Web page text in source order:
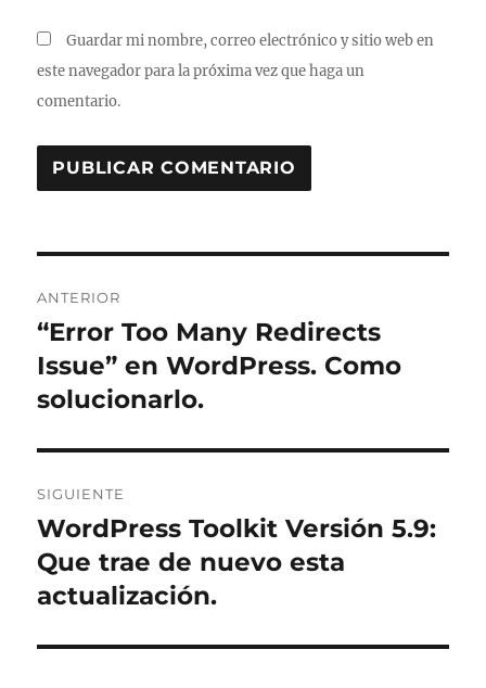
Guardar mi nombre, correo electrónico y sitio web en
este navegador para la próxima vez que haga un
comentario.
R
T
V
:
de
entradas
ANTERIOR
Entrada
anterior:
“Error Too Many Redirects
Issue” en WordPress. Como
solucionarlo.
SIGUIENTE
Entrada
siguiente:
WordPress Toolkit Versión 5.9:
Que trae de nuevo esta
actualización.